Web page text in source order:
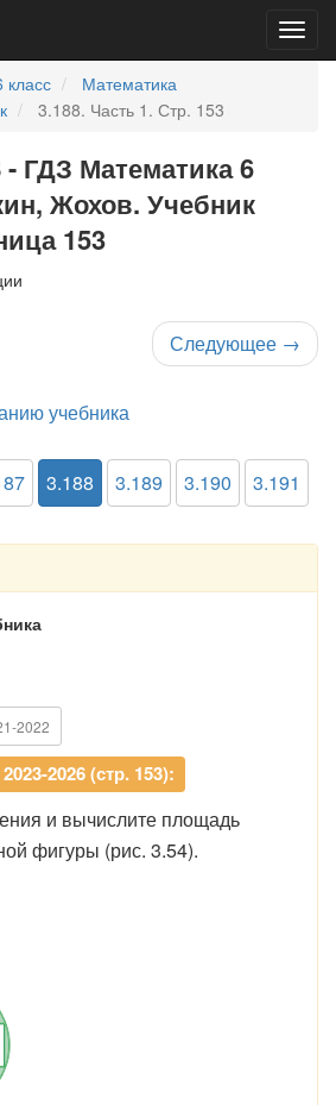
класс
Математика
3.188. Часть 1. Стр. 153
ГДЗ Математика 6
Жохов. Учебник
153
Следующее →
учебника
3.188 3.189 3.190 3.191
2022
2026 (стр. 153):
и вычислите площадь
фигуры (рис. 3.54).